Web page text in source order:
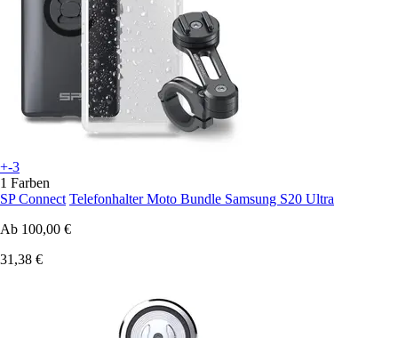
+-3
1 Farben
SP Connect Telefonhalter Moto Bundle Samsung S20 Ultra
Ab 100,00 €
31,38 €